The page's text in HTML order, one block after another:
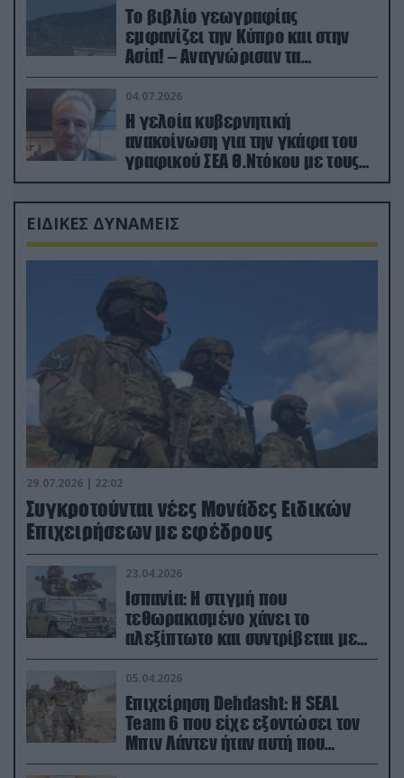
Το βιβλίο γεωγραφίας
εμφανίζει την Κύπρο και στην
Ασία! – Αναγνώρισαν τα
κατεχόμενα; (φωτο)
04.07.2026
Η γελοία κυβερνητική
ανακοίνωση για την γκάφα του
γραφικού ΣΕΑ Θ.Ντόκου με τους
Ρώσους φαρσέρ
ΕΙΔΙΚΕΣ ΔΥΝΑΜΕΙΣ
29.07.2026 | 22:02
Συγκροτούνται νέες Μονάδες Ειδικών
Επιχειρήσεων με εφέδρους
23.04.2026
Ισπανία: Η στιγμή που
τεθωρακισμένο χάνει το
αλεξίπτωτο και συντρίβεται με
ορμή στο έδαφος (βίντεο)
05.04.2026
Επιχείρηση Dehdasht: Η SEAL
Team 6 που είχε εξοντώσει τον
Μπιν Λάντεν ήταν αυτή που
διέσωσε τον πιλότο του F-15